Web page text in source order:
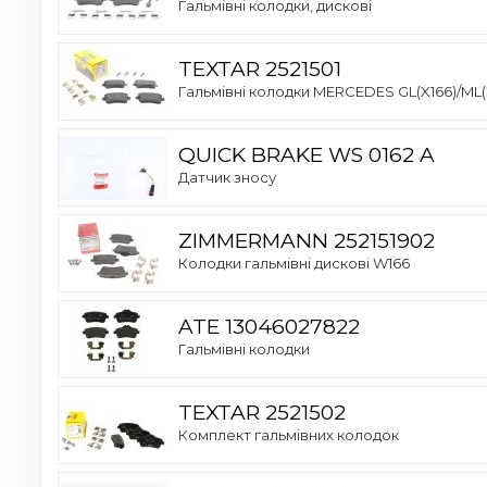
Гальмівні колодки, дискові
TEXTAR 2521501
Гальмівні колодки MERCEDES GL(X166)/
QUICK BRAKE WS 0162 A
Датчик зносу
ZIMMERMANN 252151902
Колодки гальмівні дискові W166
ATE 13046027822
Гальмівні колодки
TEXTAR 2521502
Комплект гальмівних колодок